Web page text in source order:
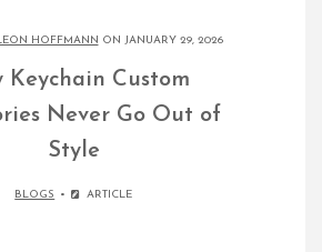
HOFFMANN ON JANUARY 29, 2026
Keychain Custom
Never Go Out of
Style
BLOGS ARTICLE